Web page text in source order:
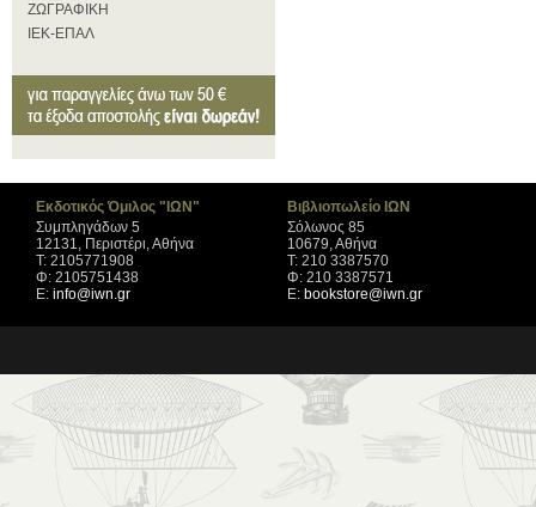
ΖΩΓΡΑΦΙΚΗ
ΙΕΚ-ΕΠΑΛ
Εκδοτικός Όμιλος "ΙΩΝ"
Συμπληγάδων 5
12131, Περιστέρι, Αθήνα
Τ: 2105771908
Φ: 2105751438
Ε: info@iwn.gr
Βιβλιοπωλείο ΙΩΝ
Σόλωνος 85
10679, Αθήνα
Τ: 210 3387570
Φ: 210 3387571
Ε: bookstore@iwn.gr